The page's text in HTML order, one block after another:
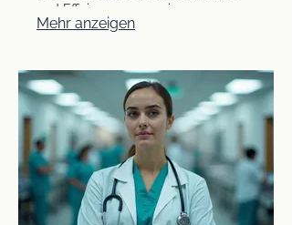
und Effizienz vor, um eine
harmonischere und
Mehr anzeigen